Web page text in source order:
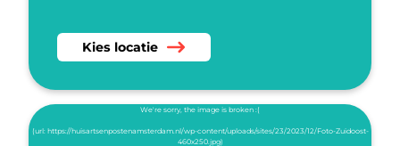
Kies Huisartsenspoedpost West als locatie
Kies locatie